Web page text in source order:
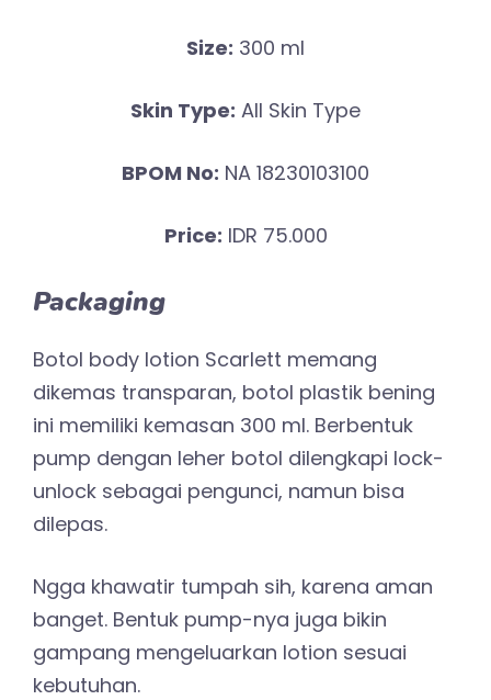
Size: 300 ml
Skin Type: All Skin Type
BPOM No: NA 18230103100
Price: IDR 75.000
Packaging
Botol body lotion Scarlett memang
dikemas transparan, botol plastik bening
ini memiliki kemasan 300 ml. Berbentuk
pump dengan leher botol dilengkapi lock-
unlock sebagai pengunci, namun bisa
dilepas.
Ngga khawatir tumpah sih, karena aman
banget. Bentuk pump-nya juga bikin
gampang mengeluarkan lotion sesuai
kebutuhan.